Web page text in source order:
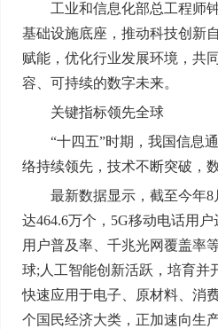
工业和信息化部总工程师钟
基础设施底座，推动科技创新
赋能，优化行业发展环境，共
容、可持续的数字未来。
关键指标领先全球
“十四五”时期，我国信息通
络持续领先，技术不断突破，
最新数据显示，截至今年8
达464.6万个，5G移动电话用
用户普及率、千兆光网覆盖率
球;人工智能创新活跃，培育并
快速应用于电子、原材料、消
个国民经济大类，正加速向生